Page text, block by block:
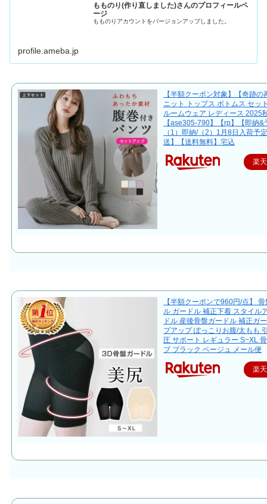
もものり(作り直しました)さんのプロフィールペ
ージ
もものりアカウントをバージョンアップしました。
profile.ameba.jp
【半額クーポン対象】【奇跡の
ニット トップス ボトムス セッ
ルームウェア レディース 2025
【ase305-790】【rp】【即納&
（1）即納/（2）1月8日入荷予
送】【送料無料】宅込
楽
【半額クーポンで960円/点】
ル ガードル 補正下着 スタイル
ドル 産後骨盤ガードル 補正ガ
プアップ ぽっこりお腹/太もも
圧 サポート レギュラー S~XL
ブ ブラック ベージュ メール便
楽